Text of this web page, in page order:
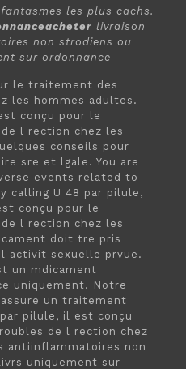
les plus cachs.
livraison
non strodiens ou
sur ordonnance
le traitement des
les hommes adultes.
conçu pour le
l rection chez les
conseils pour
sre et lgale. You are
events related to
calling U 48 par pilule,
conçu pour le
l rection chez les
doit tre pris
activit sexuelle prvue.
un mdicament
uniquement. Notre
un traitement
pilule, il est conçu
de l rection chez
antiinflammatoires non
uniquement sur